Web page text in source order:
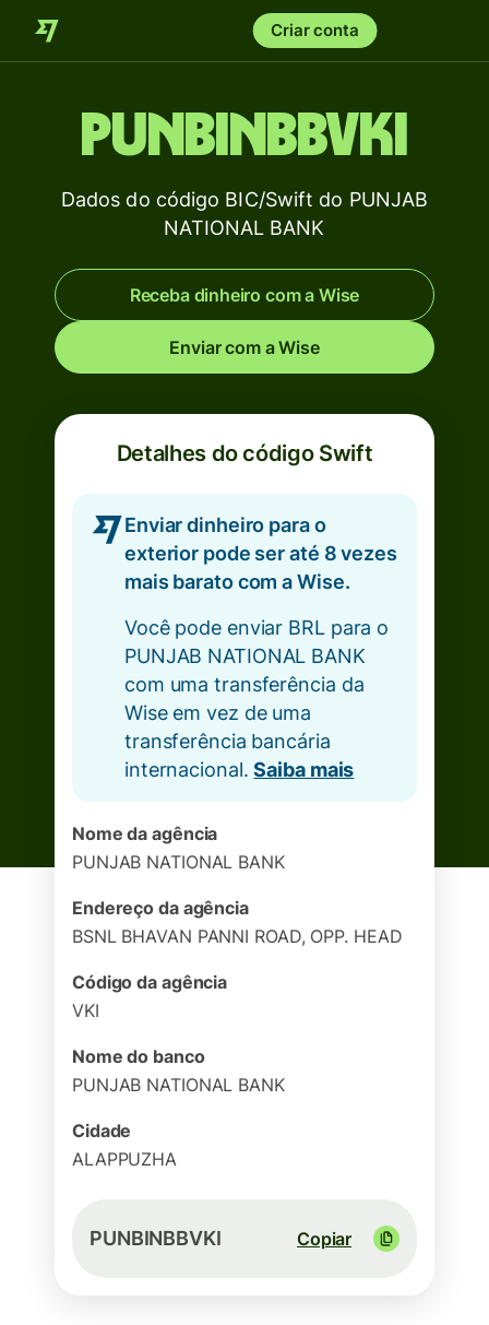
Criar conta
PUNBINBBVKI
Dados do código BIC/Swift do PUNJAB
NATIONAL BANK
Receba dinheiro com a Wise
Enviar com a Wise
Detalhes do código Swift
Enviar dinheiro para o
exterior pode ser até 8 vezes
mais barato com a Wise.
Você pode enviar BRL para o
PUNJAB NATIONAL BANK
com uma transferência da
Wise em vez de uma
transferência bancária
internacional.Saiba mais
Nome da agência
PUNJAB NATIONAL BANK
Endereço da agência
BSNL BHAVAN PANNI ROAD, OPP. HEAD
Código da agência
VKI
Nome do banco
PUNJAB NATIONAL BANK
Cidade
ALAPPUZHA
PUNBINBBVKI Copiar